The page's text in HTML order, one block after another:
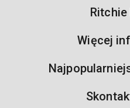
Ritchie
Więcej